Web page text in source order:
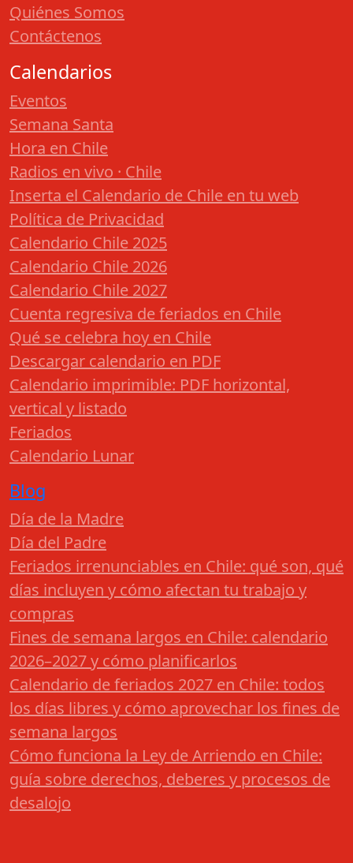
Quiénes Somos
Contáctenos
Calendarios
Eventos
Semana Santa
Hora en Chile
Radios en vivo · Chile
Inserta el Calendario de Chile en tu web
Política de Privacidad
Calendario Chile 2025
Calendario Chile 2026
Calendario Chile 2027
Cuenta regresiva de feriados en Chile
Qué se celebra hoy en Chile
Descargar calendario en PDF
Calendario imprimible: PDF horizontal,
vertical y listado
Feriados
Calendario Lunar
Blog
Día de la Madre
Día del Padre
Feriados irrenunciables en Chile: qué son, qué
días incluyen y cómo afectan tu trabajo y
compras
Fines de semana largos en Chile: calendario
2026–2027 y cómo planificarlos
Calendario de feriados 2027 en Chile: todos
los días libres y cómo aprovechar los fines de
semana largos
Cómo funciona la Ley de Arriendo en Chile:
guía sobre derechos, deberes y procesos de
desalojo